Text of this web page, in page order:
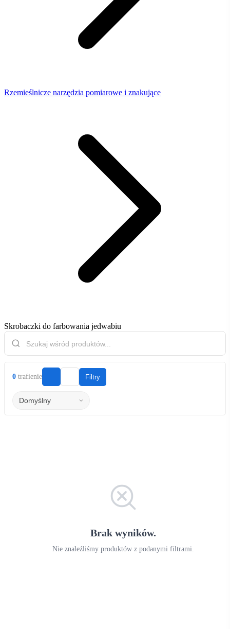
Rzemieślnicze narzędzia pomiarowe i znakujące
Skrobaczki do farbowania jedwabiu
0 trafienie Filtry
Brak wyników.
Nie znaleźliśmy produktów z podanymi filtrami.